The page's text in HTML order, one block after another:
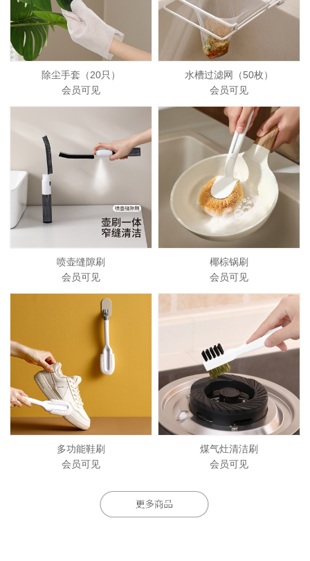
除尘手套（20只）
会员可见
水槽过滤网（50枚）
会员可见
喷壶缝隙刷
会员可见
椰棕锅刷
会员可见
多功能鞋刷
会员可见
煤气灶清洁刷
会员可见